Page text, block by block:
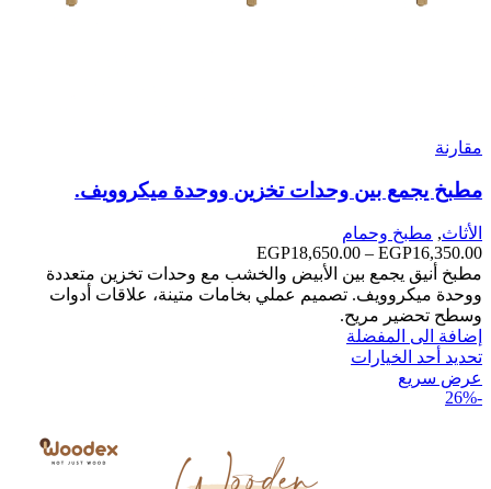
مقارنة
مطبخ يجمع بين وحدات تخزين ووحدة ميكروويف.
الأثاث, مطبخ وحمام
EGP16,350.00
–
EGP18,650.00
نطاق
السعر:
من
مطبخ أنيق يجمع بين الأبيض والخشب مع وحدات تخزين متعددة
ووحدة ميكروويف. تصميم عملي بخامات متينة، علاقات أدوات
وسطح تحضير مريح.
إضافة الى المفضلة
تحديد أحد الخيارات
عرض سريع
-26%